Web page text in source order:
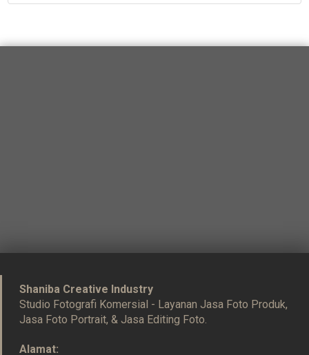
Shaniba Creative Industry
Studio Fotografi Komersial - Layanan Jasa Foto Produk,
Jasa Foto Portrait, & Jasa Editing Foto.
Alamat: